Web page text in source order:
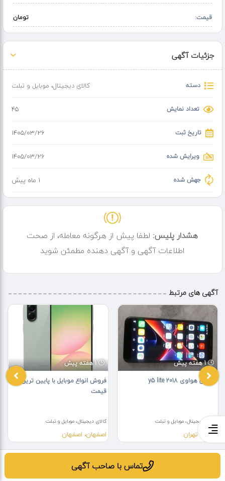
قیمت: تومان
تماس با صاحب آگهی
جزئیات آگهی
دسته کالای دیجیتال، موبایل و تبلت
تعداد نمایش 45
تاریخ ثبت ۱۴۰۵/۰۳/۲۶
ویرایش شده ۱۴۰۵/۰۳/۲۶
جهش شده 1 ماه پیش
هشدار پلیس: لطفا پیش از هرگونه معامله، از صحت
اطلاعات آگهی و آگهی دهنده مطمئن شوید
آگهی های مرتبط
1 هفته پیش
فروش انواع موبایل با پایین ترین
قیمت
کالای دیجیتال، موبایل و تبلت
اصفهان، اصفهان
1 هفته پیش
گوشی هواوی y5 lite 2018
کالای دیجیتال، موبایل و تبلت
تهران، تهران